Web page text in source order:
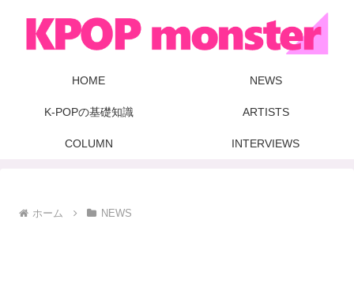
HOME NEWS
K-POPの基礎知識 ARTISTS
COLUMN INTERVIEWS
ホーム NEWS